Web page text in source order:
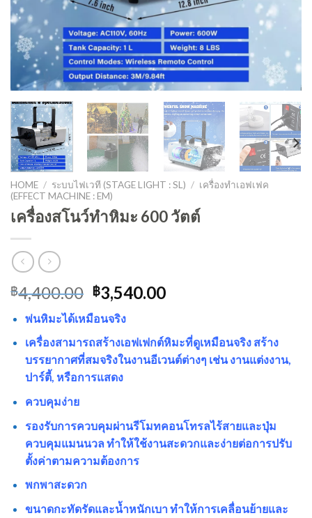
HOME / ระบบไฟเวที (STAGE LIGHT : SL) / เครื่องทำเอฟเฟค
(EFFECT MACHINE : EM)
เครื่องสโนว์ทำหิมะ 600 วัตต์
฿4,400.00 ฿3,540.00
พ่นหิมะได้เหมือนจริง
เครื่องสามารถสร้างเอฟเฟกต์หิมะที่ดูเหมือนจริง สร้าง
บรรยากาศที่สมจริงในงานอีเวนต์ต่างๆ เช่น งานแต่งงาน,
ปาร์ตี้, หรือการแสดง
ควบคุมง่าย
รองรับการควบคุมผ่านรีโมทคอนโทรลไร้สายและปุ่ม
ควบคุมแมนนวล ทำให้ใช้งานสะดวกและง่ายต่อการปรับ
ตั้งค่าตามความต้องการ
พกพาสะดวก
ขนาดกะทัดรัดและน้ำหนักเบา ทำให้การเคลื่อนย้ายและ